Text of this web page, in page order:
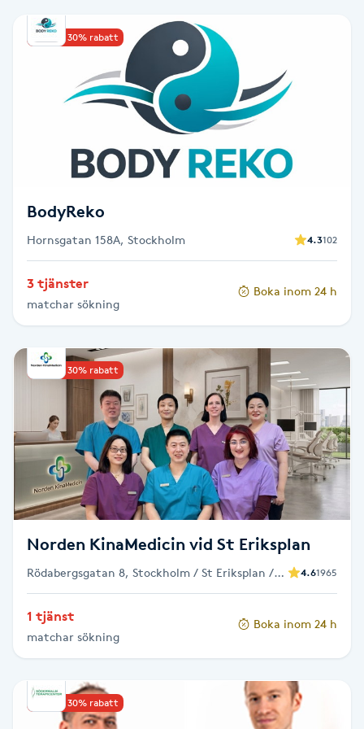
Babylights
Barnklippning
BIAB
Blowout
Bottenfärg
Brynformning
Brynfärgning
Brynplockning
Celluliter
Coachning
Color correction
Upp till 30% rabatt
BodyReko
Hornsgatan 158A, Stockholm 4.3102
3 tjänster
matchar sökning
Boka inom 24 h
Upp till 30% rabatt
Norden KinaMedicin vid St Eriksplan
Rödabergsgatan 8, Stockholm / St Eriksplan /
4.61965
1 tjänst
matchar sökning
Boka inom 24 h
Upp till 30% rabatt